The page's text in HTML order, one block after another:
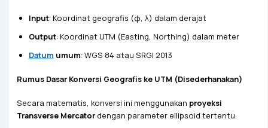
Input: Koordinat geografis (φ, λ) dalam derajat
Output: Koordinat UTM (Easting, Northing) dalam meter
Datum umum: WGS 84 atau SRGI 2013
Rumus Dasar Konversi Geografis ke UTM (Disederhanakan)
Secara matematis, konversi ini menggunakan proyeksi
Transverse Mercatordengan parameter ellipsoid tertentu.